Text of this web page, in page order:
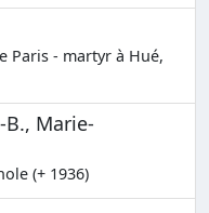
Paris - martyr à Hué,
B., Marie-
(+ 1936)